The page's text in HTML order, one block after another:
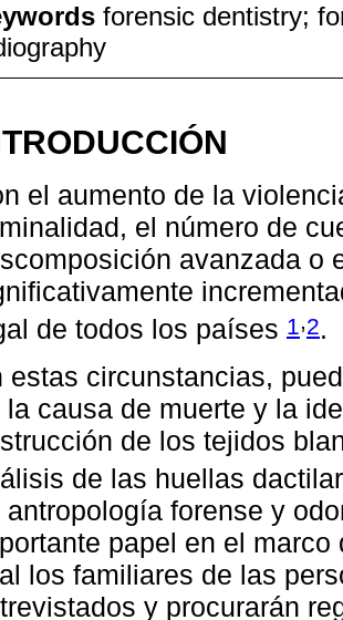
forensic dentistry;
el aumento de la
el número de
avanzada o
de todos los países 1 ,2.
estas circunstancias,
la causa de muerte y la
de los tejidos
de las huellas
antropología forense y
papel en el
los familiares de las
y procurarán